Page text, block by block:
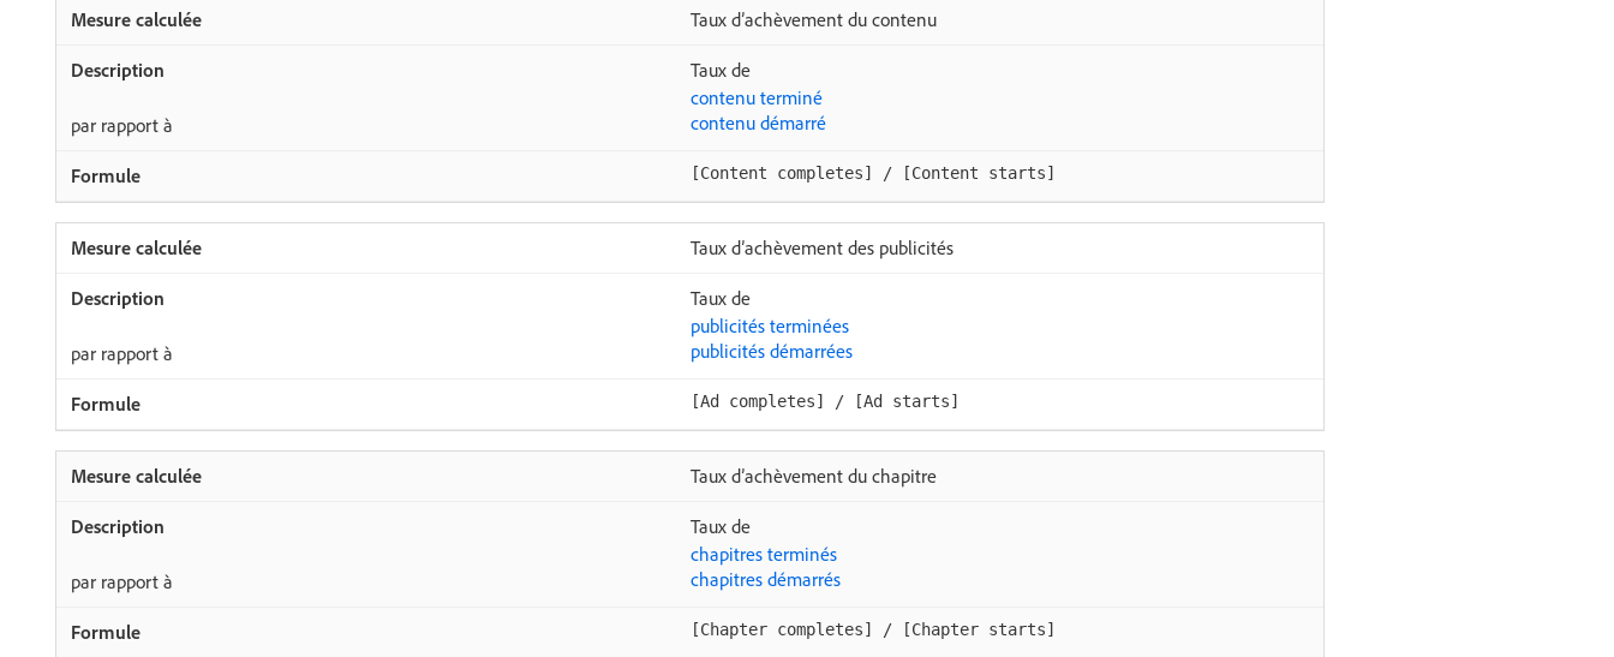
Taux d’achèvement du contenu
Taux de
contenu terminé
par rapport à
contenu démarré
[Content completes] / [Content starts]
Taux d’achèvement des publicités
Taux de
publicités terminées
par rapport à
publicités démarrées
[Ad completes] / [Ad starts]
Taux d’achèvement du chapitre
Taux de
chapitres terminés
par rapport à
chapitres démarrés
[Chapter completes] / [Chapter starts]